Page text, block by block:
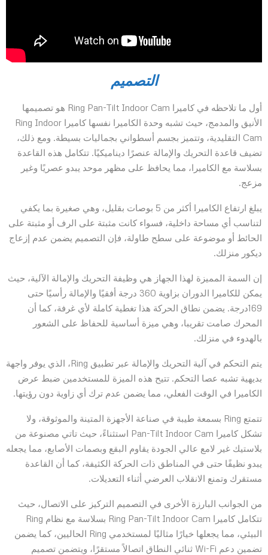
التصميم
أول ما تلاحظه في كاميرا Ring Pan-Tilt Indoor Cam هو تصميمها
الأنيق والمدمج، حيث تشبه وحدة الكاميرا نفسها كاميرا Ring Indoor
Cam التقليدية، وتتميز بجسم أسطواني بجماليات بسيطة. ومع ذلك،
تضيف قاعدة التحريك والإمالة عنصرًا ديناميكيًا. تتكامل هذه القاعدة
بسلاسة مع الكاميرا، مما يحافظ على مظهر موحد يبدو عصريًا وغير
مزعج.
يبلغ ارتفاع الكاميرا أكثر من 5 بوصات بقليل، وهي صغيرة بما يكفي
لتناسب أي مساحة داخلية، فسواء كانت مثبتة على الرف أو مثبتة على
الحائط أو موضوعة على سطح طاولة، فإن التصميم يضمن عدم إزعاج
ديكور منزلك.
إن السمة المميزة لهذا الجهاز هي وظيفة التحريك والإمالة الآلية، حيث
يمكن للكاميرا الدوران بزاوية 360 درجة أفقيًا والإمالة رأسيًا حتى
169درجة. يضمن نطاق الحركة هذا تغطية كاملة لأي غرفة، كما أن
المحرك صامت تقريبا، وهي ميزة أساسية للحفاظ على الشعور
بالهدوء في منزلك.
يتم التحكم في آلية التحريك والإمالة عبر تطبيق Ring، الذي يوفر واجهة
بديهية تشبه عصا التحكم. تتيح هذه الميزة للمستخدمين ضبط عرض
الكاميرا في الوقت الفعلي، مما يضمن عدم ترك أي زاوية دون رؤيتها.
تتمتع Ring بسمعة طيبة في صناعة الأجهزة المتينة والموثوقة، ولا
تشكل كاميرا Pan-Tilt Indoor Cam استثناءً، حيث تاتي مصنوعة من
بلاستيك غير لامع عالي الجودة يقاوم البقع وبصمات الأصابع، مما يجعله
يبدو نظيفًا حتى في المناطق ذات الحركة الكثيفة، كما أن القاعدة
مستقرك وتمنع الانقلاب العرضي أثناء التعديلات.
من الجوانب البارزة الأخرى في التصميم التركيز على الاتصال، حيث
تتكامل كاميرا Ring Pan-Tilt Indoor Cam بسلاسة مع نظام Ring
البيئي، مما يجعلها خيارًا مثاليًا لمستخدمي Ring الحاليين، كما يضمن
تضمين دعم Wi-Fi ثنائي النطاق اتصالاً مستقرًا، ويتضمن تصميم